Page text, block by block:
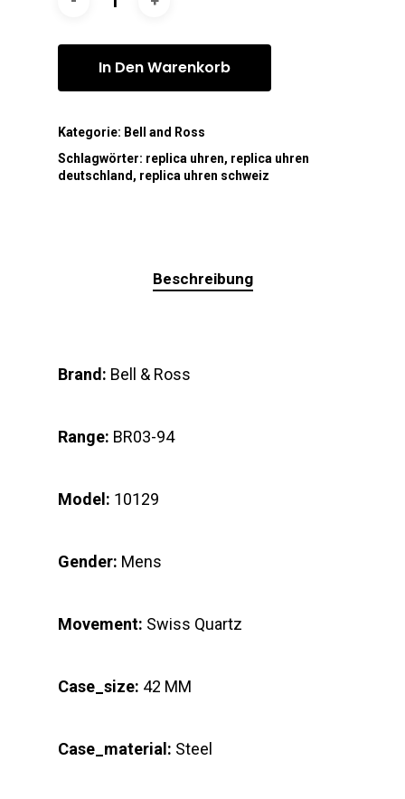
In Den Warenkorb
Kategorie: Bell and Ross
Schlagwörter: replica uhren, replica uhren
deutschland , replica uhren schweiz
Beschreibung
Brand: Bell & Ross
Range: BR03-94
Model: 10129
Gender: Mens
Movement: Swiss Quartz
Case_size: 42 MM
Case_material: Steel